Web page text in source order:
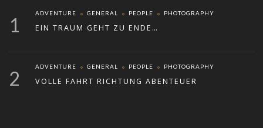
1
ADVENTURE GENERAL PEOPLE PHOTOGRAPHY
EIN TRAUM GEHT ZU ENDE…
2
ADVENTURE GENERAL PEOPLE PHOTOGRAPHY
VOLLE FAHRT RICHTUNG ABENTEUER